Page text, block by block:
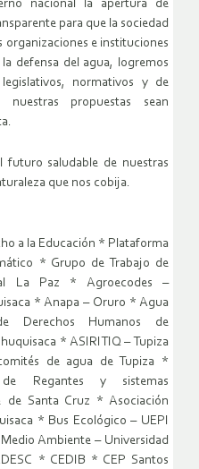
nacional la apertura de
para que la sociedad
organizaciones e instituciones
defensa del agua, logremos
normativos y de
propuestas sean
futuro saludable de nuestras
que nos cobija.
a la Educación * Plataforma
* Grupo de Trabajo de
La Paz * Agroecodes –
* Anapa – Oruro * Agua
Derechos Humanos de
* ASIRITIQ – Tupiza
de agua de Tupiza *
de Regantes y sistemas
de Santa Cruz * Asociación
* Bus Ecológico – UEPI
Ambiente – Universidad
* CEDIB * CEP Santos